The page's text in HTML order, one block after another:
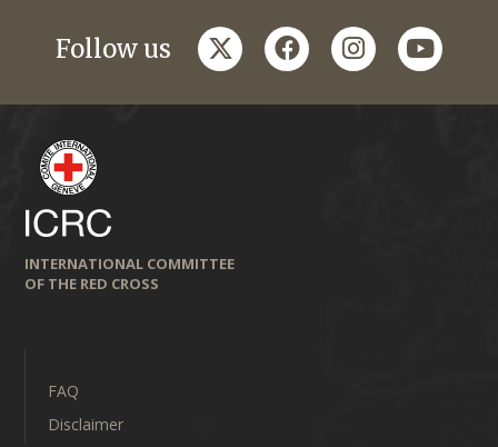
Follow us twitterfacebookinstagramyoutube
INTERNATIONAL COMMITTEE
OF THE RED CROSS
FAQ
Disclaimer